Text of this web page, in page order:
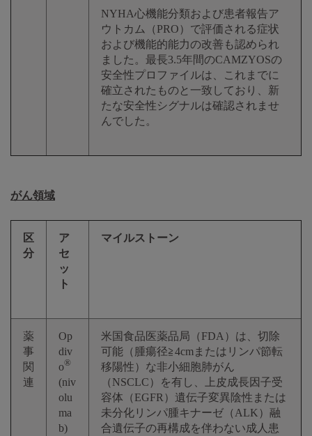
NYHA心機能分類および患者報告ア
ウトカム（PRO）で評価される症状
および機能的能力の改善も認められ
ました。最長3.5年間のCAMZYOSの
安全性プロファイルは、これまでに
確立されたものと一致しており、新
たな安全性シグナルは確認されませ
んでした。
がん領域
区
分
ア
セ
ッ
ト
マイルストーン
薬
事
関
連
Op
div
o®
(niv
olu
ma
b)
米国食品医薬品局（FDA）は、切除
可能（腫瘍径≧4cmまたはリンパ節転
移陽性）な非小細胞肺がん
（NSCLC）を有し、上皮成長因子受
容体（EGFR）遺伝子変異陰性または
未分化リンパ腫キナーゼ（ALK）融
合遺伝子の再構成を伴わない成人患